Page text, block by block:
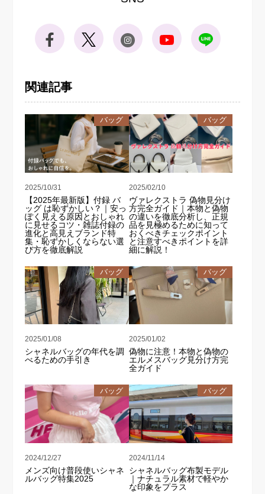
関連記事
バッグ
2025/10/31
【2025年最新版】付録 バ
ッグ は恥ずかしい？｜安っ
ぽく見える原因とおしゃれ
に見せるコツ・雑誌付録の
進化と高見えブランド特
集・恥ずかしくならない選
び方を徹底解説
バッグ
2025/02/10
ヴァレクストラ 偽物見分け
方完全ガイド｜本物と偽物
の違いを徹底分析し、正規
品を見極めるために知って
おくべきチェックポイント
と注意すべきポイントを詳
細に解説！
バッグ
2025/01/08
シャネルバッグの年代を調
べるための手引き
バッグ
2025/01/02
偽物に注意！本物と偽物の
エルメスバッグ見分け方完
全ガイド
バッグ
2024/12/27
メンズ向け普段使いシャネ
ルバッグ特集2025
バッグ
2024/11/14
シャネルバッグ布製モデル
｜ナチュラル素材で軽やか
な印象をプラス